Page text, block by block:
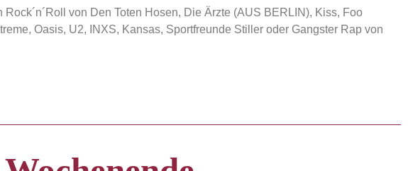
von Den Toten Hosen, Die Ärzte (AUS BERLIN), Kiss, Foo
Oasis, U2, INXS, Kansas, Sportfreunde Stiller oder Gangster Rap von